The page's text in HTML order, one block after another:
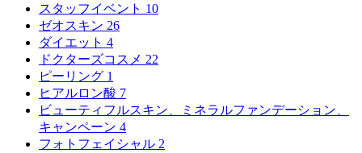
スタッフイベント 10
ゼオスキン 26
ダイエット 4
ドクターズコスメ 22
ピーリング 1
ヒアルロン酸 7
ビューティフルスキン、ミネラルファンデーション、
キャンペーン 4
フォトフェイシャル 2